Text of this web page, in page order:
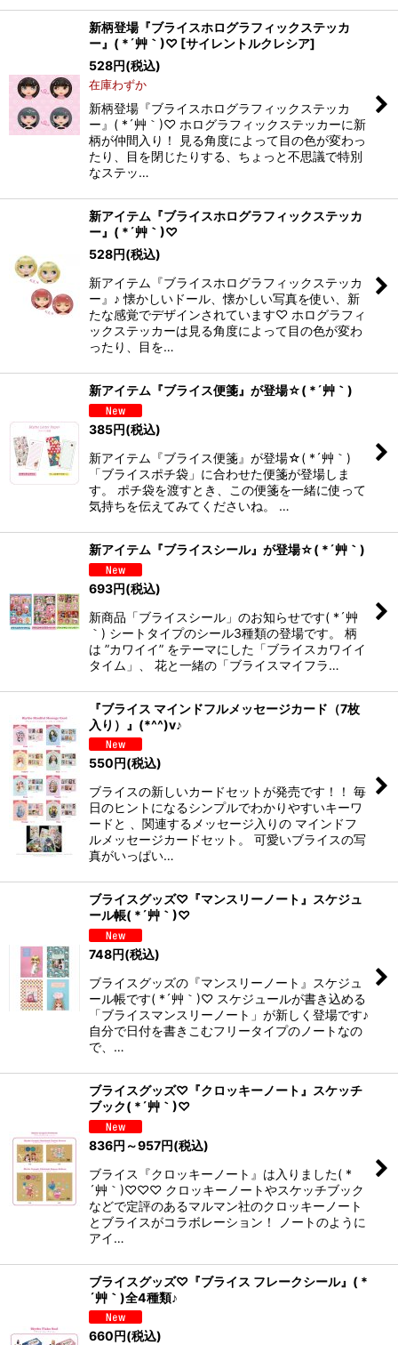
新柄登場『ブライスホログラフィックステッカ
ー』( *´艸｀)♡ [サイレントルクレシア]
528円(税込)
在庫わずか
新柄登場『ブライスホログラフィックステッカ
ー』( *´艸｀)♡ ホログラフィックステッカーに新
柄が仲間入り！ 見る角度によって目の色が変わっ
たり、目を閉じたりする、ちょっと不思議で特別
なステッ…
新アイテム『ブライスホログラフィックステッカ
ー』( *´艸｀)♡
528円(税込)
新アイテム『ブライスホログラフィックステッカ
ー』♪ 懐かしいドール、懐かしい写真を使い、新
たな感覚でデザインされています♡ ホログラフィ
ックステッカーは見る角度によって目の色が変わ
ったり、目を…
新アイテム『ブライス便箋』が登場☆( *´艸｀)
385円(税込)
新アイテム『ブライス便箋』が登場☆( *´艸｀)
「ブライスポチ袋」に合わせた便箋が登場しま
す。 ポチ袋を渡すとき、この便箋を一緒に使って
気持ちを伝えてみてくださいね。 …
新アイテム『ブライスシール』が登場☆( *´艸｀)
693円(税込)
新商品「ブライスシール」のお知らせです( *´艸
｀) シートタイプのシール3種類の登場です。 柄
は ”カワイイ” をテーマにした「ブライスカワイイ
タイム」、 花と一緒の「ブライスマイフラ…
『ブライス マインドフルメッセージカード（7枚
入り）』(*^^)v♪
550円(税込)
ブライスの新しいカードセットが発売です！！ 毎
日のヒントになるシンプルでわかりやすいキーワ
ードと 、関連するメッセージ入りの マインドフ
ルメッセージカードセット。 可愛いブライスの写
真がいっぱい…
ブライスグッズ♡『マンスリーノート』スケジュ
ール帳( *´艸｀)♡
748円(税込)
ブライスグッズの『マンスリーノート』スケジュ
ール帳です( *´艸｀)♡ スケジュールが書き込める
「ブライスマンスリーノート」が新しく登場です♪
自分で日付を書きこむフリータイプのノートなの
で、…
ブライスグッズ♡『クロッキーノート』スケッチ
ブック( *´艸｀)♡
836円 ～957円(税込)
ブライス『クロッキーノート』は入りました( *
´艸｀)♡♡♡ クロッキーノートやスケッチブック
などで定評のあるマルマン社のクロッキーノート
とブライスがコラボレーション！ ノートのように
アイ…
ブライスグッズ♡『ブライス フレークシール』( *
´艸｀)全4種類♪
660円(税込)